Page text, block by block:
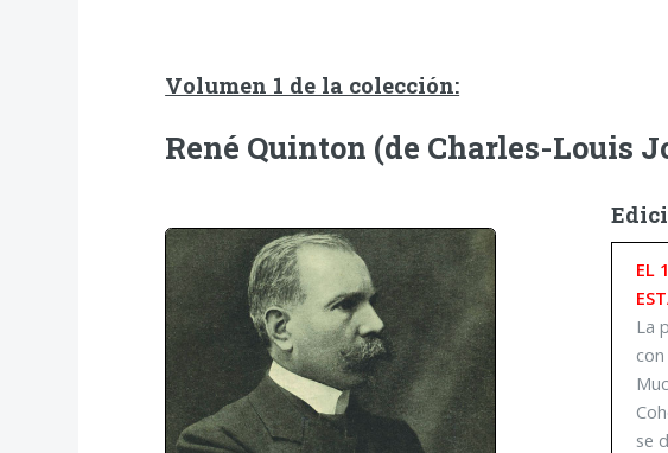
Volumen 1 de la colección:
René Quinton (de Charles-Louis
EL
La
se